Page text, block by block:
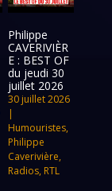
Philippe
CAVERIVIÈR
E : BEST OF
du jeudi 30
juillet 2026
30 juillet 2026
|
Humouristes,
Philippe
Caverivière,
Radios, RTL